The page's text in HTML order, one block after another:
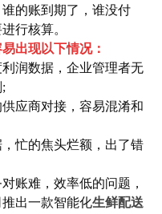
的账到期了，谁没付
行核算。
出现以下情况：
数据，企业管理者无
商对接，容易混淆和
的焦头烂额，出了错
难，效率低的问题，
出一款智能化生鲜配送